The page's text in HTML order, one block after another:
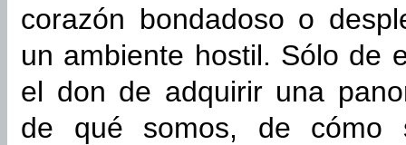
corazón bondadoso o
un ambiente hostil. Sólo de
el don de adquirir una
de qué somos, de cómo